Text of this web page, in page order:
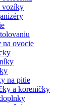
vozíky
na ovocie
na pitie
a koreničky